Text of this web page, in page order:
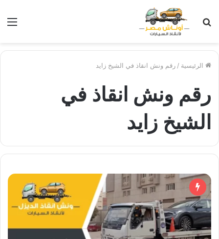
الرئيسية / رقم ونش انقاذ في الشيخ زايد
رقم ونش انقاذ في
الشيخ زايد